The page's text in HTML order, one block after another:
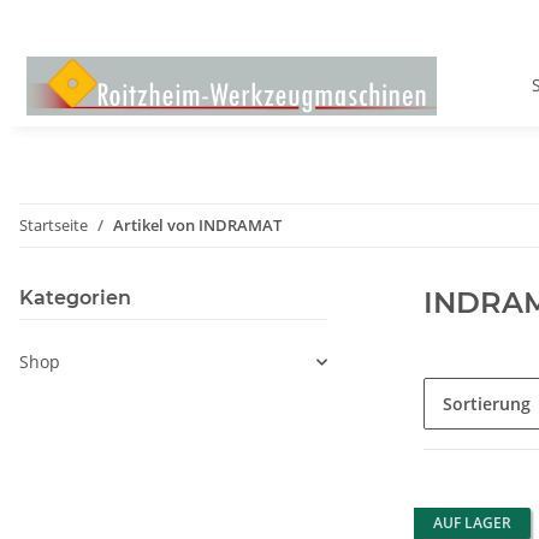
Startseite Artikel von INDRAMAT
Sortierung
AUF LAGER
Kategorien
Shop